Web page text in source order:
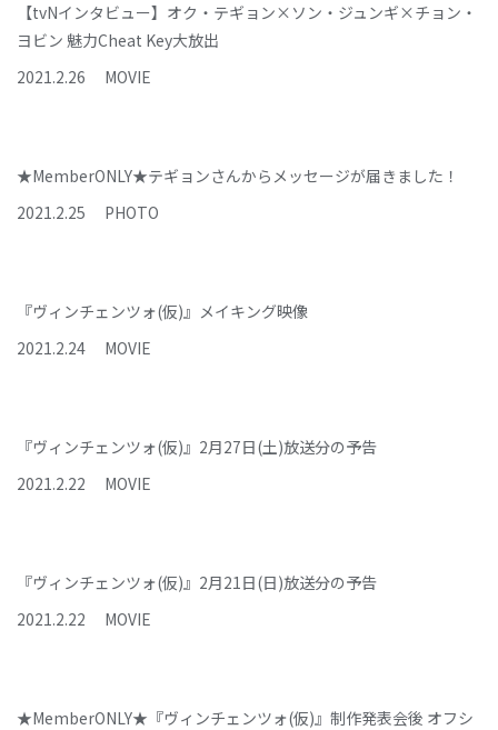
【tvNインタビュー】オク・テギョン×ソン・ジュンギ×チョン・
ヨビン 魅力Cheat Key大放出
2021.2.26 MOVIE
★MemberONLY★テギョンさんからメッセージが届きました！
2021.2.25 PHOTO
『ヴィンチェンツォ(仮)』メイキング映像
2021.2.24 MOVIE
『ヴィンチェンツォ(仮)』2月27日(土)放送分の予告
2021.2.22 MOVIE
『ヴィンチェンツォ(仮)』2月21日(日)放送分の予告
2021.2.22 MOVIE
★MemberONLY★『ヴィンチェンツォ(仮)』制作発表会後 オフシ